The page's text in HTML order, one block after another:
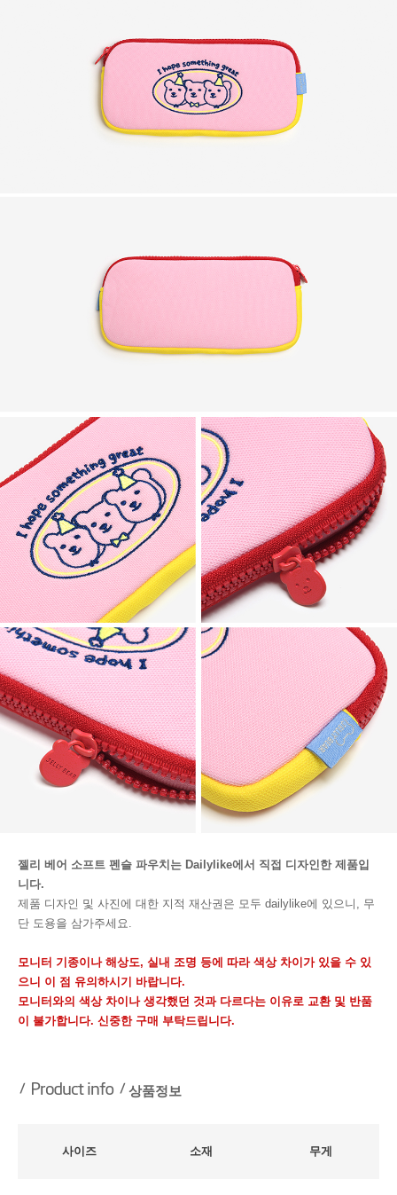
젤리 베어 소프트 펜슬 파우치는 Dailylike에서 직접 디자인한 제품입
니다.
제품 디자인 및 사진에 대한 지적 재산권은 모두 dailylike에 있으니, 무
단 도용을 삼가주세요.
모니터 기종이나 해상도, 실내 조명 등에 따라 색상 차이가 있을 수 있
으니 이 점 유의하시기 바랍니다.
모니터와의 색상 차이나 생각했던 것과 다르다는 이유로 교환 및 반품
이 불가합니다. 신중한 구매 부탁드립니다.
상품정보
사이즈 소재 무게